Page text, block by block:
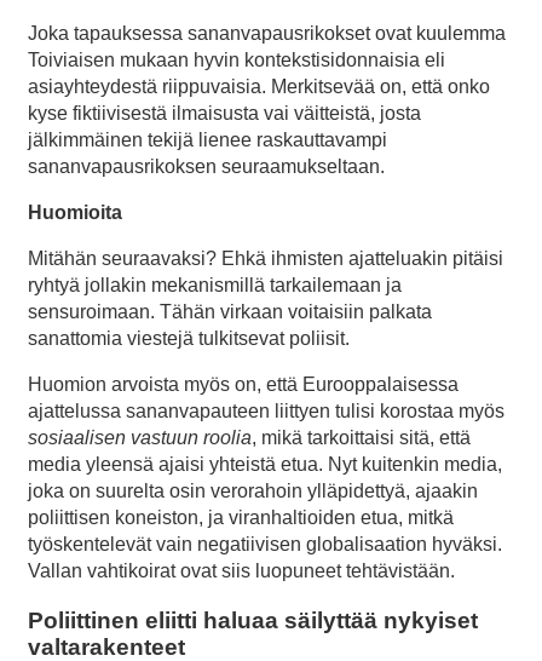
Joka tapauksessa sananvapausrikokset ovat kuulemma
Toiviaisen mukaan hyvin kontekstisidonnaisia eli
asiayhteydestä riippuvaisia. Merkitsevää on, että onko
kyse fiktiivisestä ilmaisusta vai väitteistä, josta
jälkimmäinen tekijä lienee raskauttavampi
sananvapausrikoksen seuraamukseltaan.
Huomioita
Mitähän seuraavaksi? Ehkä ihmisten ajatteluakin pitäisi
ryhtyä jollakin mekanismillä tarkailemaan ja
sensuroimaan. Tähän virkaan voitaisiin palkata
sanattomia viestejä tulkitsevat poliisit.
Huomion arvoista myös on, että Eurooppalaisessa
ajattelussa sananvapauteen liittyen tulisi korostaa myös
sosiaalisen vastuun roolia, mikä tarkoittaisi sitä, että
media yleensä ajaisi yhteistä etua. Nyt kuitenkin media,
joka on suurelta osin verorahoin ylläpidettyä, ajaakin
poliittisen koneiston, ja viranhaltioiden etua, mitkä
työskentelevät vain negatiivisen globalisaation hyväksi.
Vallan vahtikoirat ovat siis luopuneet tehtävistään.
Poliittinen eliitti haluaa säilyttää nykyiset
valtarakenteet